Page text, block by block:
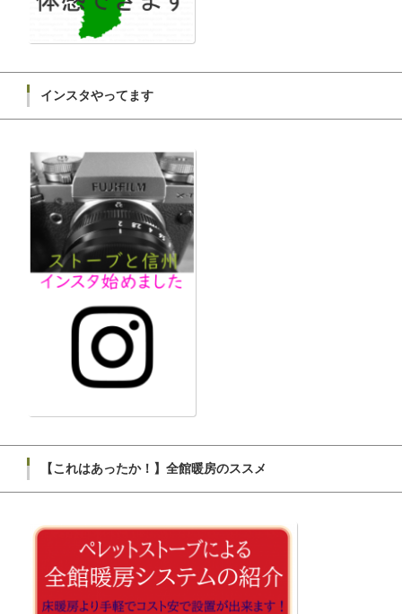
インスタやってます
【これはあったか！】全館暖房のススメ